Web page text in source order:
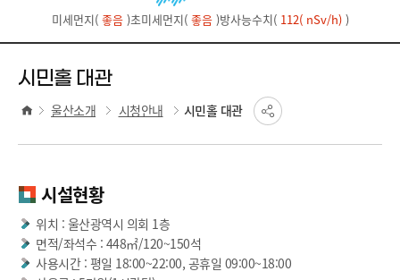
미세먼지( 좋음)초미세먼지( 좋음)방사능수치(112( nSv/h) )
시민홀 대관
울산소개 시청안내 시민홀 대관
시설현황
위치 : 울산광역시 의회 1층
면적/좌석수 : 448㎡/120~150석
사용시간 : 평일 18:00~22:00, 공휴일 09:00~18:00